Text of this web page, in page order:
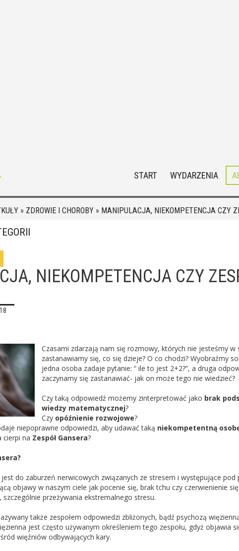
START WYDARZENIA
» ZDROWIE I CHOROBY » MANIPULACJA, NIEKOMPETENCJA CZY
NIEKOMPETENCJA CZY
Czasami zdarzają nam się rozmowy, których nie jesteśmy w
zastanawiamy się, co się dzieje? O co chodzi? Wyobraźmy
jedna osoba zadaje pytanie: “ ile to jest 2+2?”, a druga
zaczynamy się zastanawiać- jak on może tego nie wiedzieć?
Czy taką odpowiedź możemy zinterpretować jako brak
wiedzy matematycznej?
Czy opóźnienie rozwojowe?
niepoprawne odpowiedzi, aby udawać taką niekompetentną
na Zespół Gansera?
jest do zaburzeń nerwicowych związanych ze stresem i występujące pod
objawy w naszym ciele jak pocenie się, brak tchu czy czerwienienie
przeżywania ekstremalnego stresu.
także zespołem odpowiedzi zbliżonych, bądź psychozą
jest często używanym określeniem tego zespołu, gdyż objawia
więźniów odbywających kary.